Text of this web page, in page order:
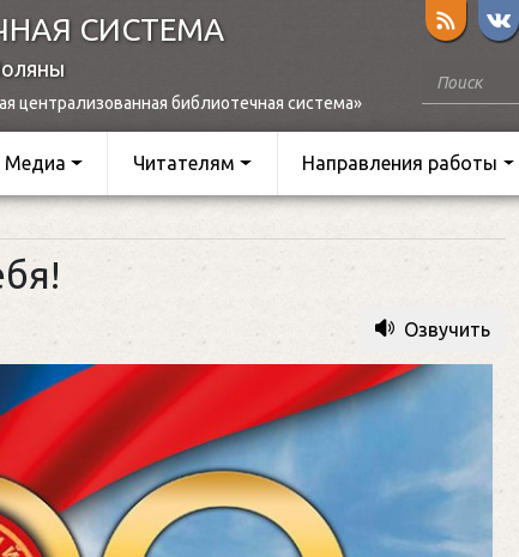
СИСТЕМА
централизованная библиотечная система»
Медиа Читателям Направления работы
Озвучить